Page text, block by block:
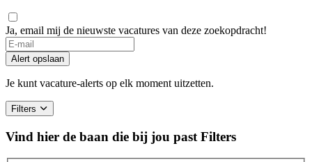
Ja, email mij de nieuwste vacatures van deze zoekopdracht!
Alert opslaan
Je kunt vacature-alerts op elk moment uitzetten.
Filters
Vind hier de baan die bij jou past Filters